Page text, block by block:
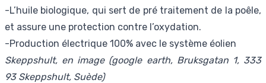
-L’huile biologique, qui sert de pré traitement de la poêle,
et assure une protection contre l’oxydation.
-Production électrique 100% avec le système éolien
Skeppshult, en image (google earth, Bruksgatan 1, 333
93 Skeppshult, Suède)